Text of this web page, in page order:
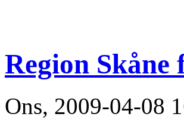
Region
Ons, 2009-04-08